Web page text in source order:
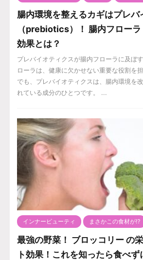
腸内環境を整えるカギはプレバ
（prebiotics）！ 腸内フロー
効果とは？
プレバイオティクスが腸内フローラに及ぼ
ローラは、健康に欠かせない重要な役割を
でも、プレバイオティクスは、腸内環境を
れている成分のひとつです。 ...
インナービューティ まさかこの食材が⁉️
最強の野菜！ ブロッコリー の
ト効果！これを知ったら食べ